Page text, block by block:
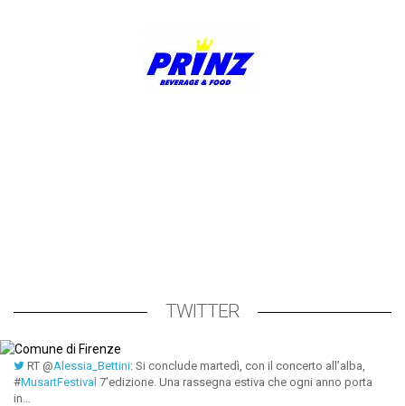
TWITTER
RT @Alessia_Bettini: Si conclude martedì, con il concerto all’alba,
#MusartFestival 7’edizione. Una rassegna estiva che ogni anno porta
in…